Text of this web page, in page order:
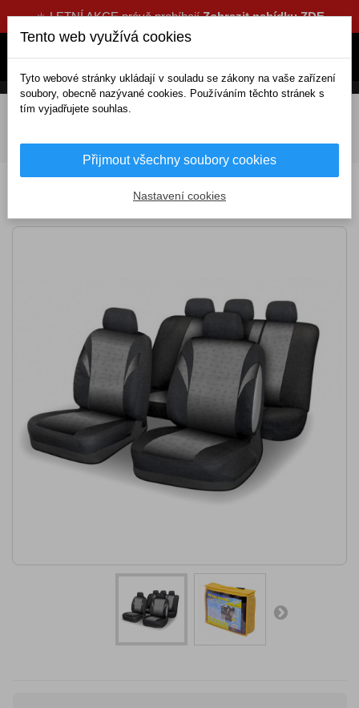
☀️ LETNÍ AKCE právě probíhajíZobrazit nabídku ZDE
DOMOV Interiérové doplňky
Potahy sedadel sada 9ks POLY šedé AIRBAG
Tento web využívá cookies
Tyto webové stránky ukládají v souladu se zákony na vaše zařízení
soubory, obecně nazývané cookies. Používáním těchto stránek s
tím vyjadřujete souhlas.
Přijmout všechny soubory cookies
Nastavení cookies